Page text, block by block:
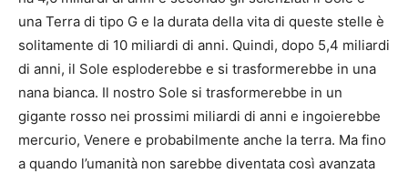
una Terra di tipo G e la durata della vita di queste stelle è
solitamente di 10 miliardi di anni. Quindi, dopo 5,4 miliardi
di anni, il Sole esploderebbe e si trasformerebbe in una
nana bianca. Il nostro Sole si trasformerebbe in un
gigante rosso nei prossimi miliardi di anni e ingoierebbe
mercurio, Venere e probabilmente anche la terra. Ma fino
a quando l’umanità non sarebbe diventata così avanzata